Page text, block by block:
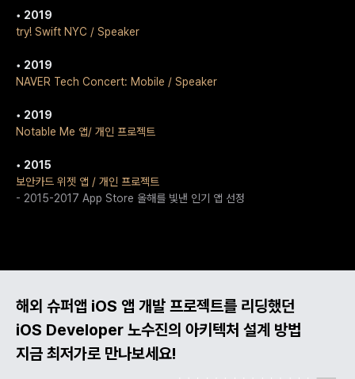
• 2019
try! Swift NYC / Speaker
• 2019
NAVER Tech Concert: Mobile / Speaker
• 2019
Notable Me 앱/ 개인 프로젝트
• 2015
보안카드 위젯 앱 / 개인 프로젝트
- 2015-2017 App Store 올해를 빛낸 인기 앱 선정
해외 슈퍼앱 iOS 앱 개발 프로젝트를 리딩했던
iOS Developer 노수진의 아키텍처 설계 방법
지금 최저가로 만나보세요!